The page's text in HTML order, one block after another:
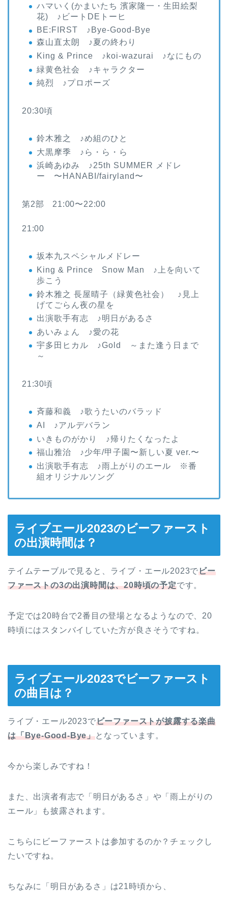
ハマいく(かまいたち 濱家隆一・生田絵梨
花) ♪ビートDEトーヒ
BE:FIRST ♪Bye-Good-Bye
森山直太朗 ♪夏の終わり
King & Prince ♪koi-wazurai ♪なにもの
緑黄色社会 ♪キャラクター
純烈 ♪プロポーズ
20:30頃
鈴木雅之 ♪め組のひと
大黒摩季 ♪ら・ら・ら
浜崎あゆみ ♪25th SUMMER メドレ
ー 〜HANABI/fairyland〜
第2部 21:00〜22:00
21:00
坂本九スペシャルメドレー
King & Prince Snow Man ♪上を向いて
歩こう
鈴木雅之 長屋晴子（緑黄色社会） ♪見上
げてごらん夜の星を
出演歌手有志 ♪明日があるさ
あいみょん ♪愛の花
宇多田ヒカル ♪Gold ～また逢う日まで
～
21:30頃
斉藤和義 ♪歌うたいのバラッド
AI ♪アルデバラン
いきものがかり ♪帰りたくなったよ
福山雅治 ♪少年/甲子園〜新しい夏 ver.〜
出演歌手有志 ♪雨上がりのエール ※番
組オリジナルソング
ライブエール2023のビーファースト
の出演時間は？
テイムテーブルで見ると、ライブ・エール2023でビー
ファーストの3の出演時間は、20時頃の予定です。
予定では20時台で2番目の登場となるようなので、20
時頃にはスタンバイしていた方が良さそうですね。
ライブエール2023でビーファースト
の曲目は？
ライブ・エール2023でビーファーストが披露する楽曲
は「Bye-Good-Bye」となっています。
今から楽しみですね！
また、出演者有志で「明日があるさ」や「雨上がりの
エール」も披露されます。
こちらにビーファーストは参加するのか？チェックし
たいですね。
ちなみに「明日があるさ」は21時頃から、